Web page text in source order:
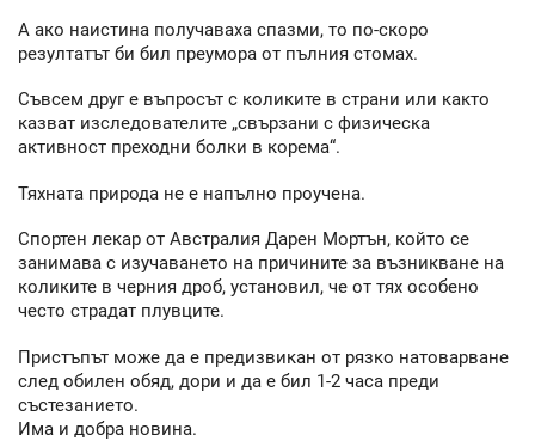
А ако наистина получаваха спазми, то по-скоро
резултатът би бил преумора от пълния стомах.
Съвсем друг е въпросът с коликите в страни или както
казват изследователите „свързани с физическа
активност преходни болки в корема“.
Тяхната природа не е напълно проучена.
Спортен лекар от Австралия Дарен Мортън, който се
занимава с изучаването на причините за възникване на
коликите в черния дроб, установил, че от тях особено
често страдат плувците.
Пристъпът може да е предизвикан от рязко натоварване
след обилен обяд, дори и да е бил 1-2 часа преди
състезанието.
Има и добра новина.